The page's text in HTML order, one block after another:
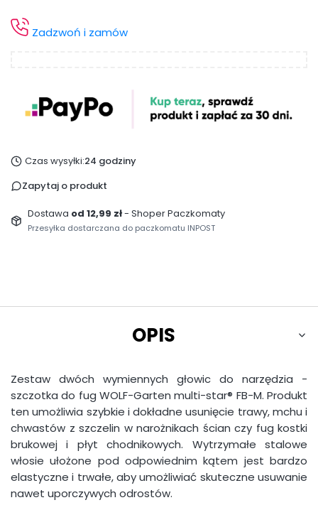
Zadzwoń i zamów
Czas wysyłki:24 godziny
Zapytaj o produkt
Dostawa od 12,99 zł- Shoper Paczkomaty
Przesyłka dostarczana do paczkomatu INPOST
OPIS
Zestaw dwóch wymiennych głowic do narzędzia -
szczotka do fug WOLF-Garten multi-star® FB-M. Produkt
ten umożliwia szybkie i dokładne usunięcie trawy, mchu i
chwastów z szczelin w narożnikach ścian czy fug kostki
brukowej i płyt chodnikowych. Wytrzymałe stalowe
włosie ułożone pod odpowiednim kątem jest bardzo
elastyczne i trwałe, aby umożliwiać skuteczne usuwanie
nawet uporczywych odrostów.